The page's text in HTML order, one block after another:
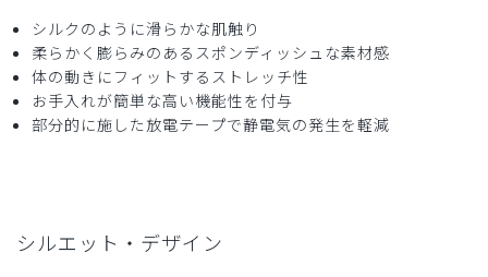
す。
長年使用しても生地の表面が毛羽立つことなく、シワにもな
りにくく、綺麗な状態でした。
商品：M11レディース白衣:アーバンLABコート/白/M
シルクのように滑らかな肌触り
柔らかく膨らみのあるスポンディッシュな素材感
体の動きにフィットするストレッチ性
お手入れが簡単な高い機能性を付与
部分的に施した放電テープで静電気の発生を軽減
シルエット・デザイン